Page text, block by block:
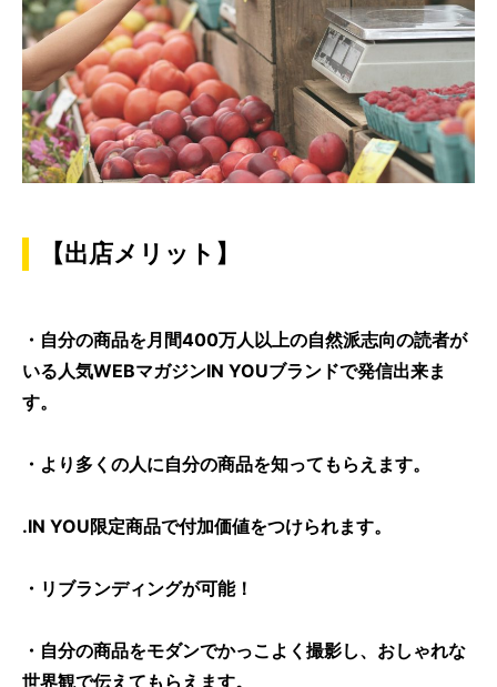
【出店メリット】
・自分の商品を月間400万人以上の自然派志向の読者が
いる人気WEBマガジンIN YOUブランドで発信出来ま
す。
・より多くの人に自分の商品を知ってもらえます。
.IN YOU限定商品で付加価値をつけられます。
・リブランディングが可能！
・自分の商品をモダンでかっこよく撮影し、おしゃれな
世界観で伝えてもらえます。